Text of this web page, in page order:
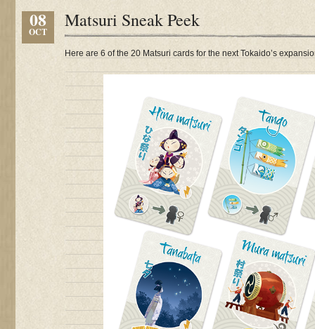
08
OCT
Matsuri Sneak Peek
Here are 6 of the 20 Matsuri cards for the next Tokaido’s